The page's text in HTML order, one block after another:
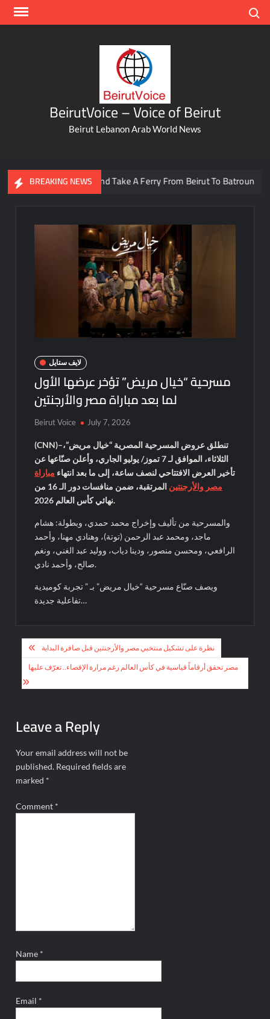
Skip
BeirutVoice – Voice of Beirut
Beirut Lebanon Arab World News
BREAKING NEWS
Now Skip Traffic And Take A Ferry From Beirut To Batroun
لايف ستايل
مسرحية “خيال مريض” تؤخر عرضها الأول
لما بعد مباراة مصر والأرجنتين
Beirut Voice July 7, 2026
(CNN)–تنطلق عروض المسرحية المصرية “خيال مريض”،
الثلاثاء، الموافق لـ7تموز/ يوليو الجاري، وأعلن صنّاعها عن
تأخير العرض الافتتاحي لنصف ساعة، إلى ما بعد انتهاء مباراة
مصر والأرجنتين المرتقبة، ضمن منافسات دور الـ16 من
نهائي كأس العالم 2026 .
والمسرحية من تأليف وإخراج محمد حمدي، وبطولة: هشام
ماجد، ومحمد عبد الرحمن (توتة)، وهنادي مهنا، وأحمد
الرافعي، ومحسن منصور، ودينا دياب، ووليد عبد الغني، ونغم
صالح، وأحمد نادي.
ويصف صنّاع مسرحية “خيال مريض” بـ ” تجربة كوميدية
تفاعلية جديدة…
Post
navigation
نظرة على تشكيل منتخبي مصر والأرجنتين قبل صافرة البداية
مصر تحقق أرقاماً قياسية في كأس العالم رغم مرارة الإقصاء.. تعرّف عليها
Leave a Reply
Your email address will not be
published. Required fields are
marked *
Comment *
Name *
Email *